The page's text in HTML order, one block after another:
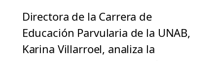
Directora de la Carrera de
Educación Parvularia de la UNAB,
Karina Villarroel, analiza la